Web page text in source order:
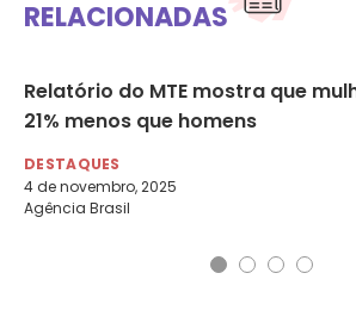
RELACIONADAS
Relatório do MTE mostra que
21% menos que homens
DESTAQUES
4 de novembro, 2025
Agência Brasil